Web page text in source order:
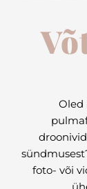
Oled
foto- või